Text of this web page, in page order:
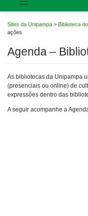
Sites da Unipampa > Biblioteca
ações
Agenda –
As bibliotecas da Unipampa
(presenciais ou online) de
expressões dentro das
A seguir acompanhe a